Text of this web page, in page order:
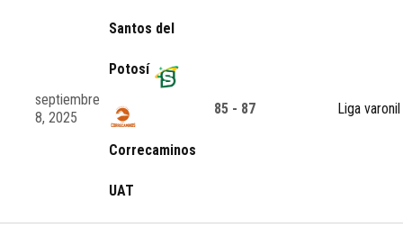
septiembre
8, 2025
Santos del
Potosí
Correcaminos
UAT
85 - 87 Liga varonil